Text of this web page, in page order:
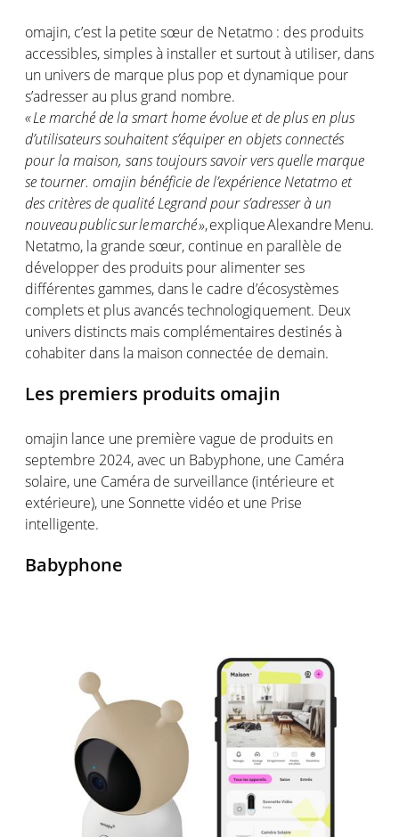
omajin, c’est la petite sœur de Netatmo : des produits
accessibles, simples à installer et surtout à utiliser, dans
un univers de marque plus pop et dynamique pour
s’adresser au plus grand nombre.
«Le marché de la smart home évolue et de plus en plus
d’utilisateurs souhaitent s’équiper en objets connectés
pour la maison, sans toujours savoir vers quelle marque
se tourner. omajin bénéficie de l’expérienceNetatmo et
des critères de qualité Legrand pour s’adresser à un
nouveaupublicsurlemarché»,expliqueAlexandreMenu.
Netatmo, la grande sœur, continue en parallèle de
développer des produits pour alimenter ses
différentes gammes, dans le cadre d’écosystèmes
complets et plus avancéstechnologiquement. Deux
univers distincts mais complémentaires destinésà
cohabiter dans la maison connectée de demain.
Les premiers produits omajin
omajin lance une première vague de produits en
septembre 2024, avec un Babyphone, une Caméra
solaire, une Caméra de surveillance (intérieure et
extérieure), une Sonnette vidéo et une Prise
intelligente.
Babyphone